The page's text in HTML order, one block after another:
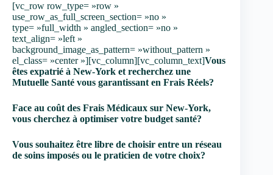
[vc_row row_type= »row »
use_row_as_full_screen_section= »no »
type= »full_width » angled_section= »no »
text_align= »left »
background_image_as_pattern= »without_pattern »
el_class= »center »][vc_column][vc_column_text]Vous
êtes expatrié à New-York et recherchez une
Mutuelle Santé vous garantissant en Frais Réels?
Face au coût des Frais Médicaux sur New-York,
vous cherchez à optimiser votre budget santé?
Vous souhaitez être libre de choisir entre un réseau
de soins imposés ou le praticien de votre choix?